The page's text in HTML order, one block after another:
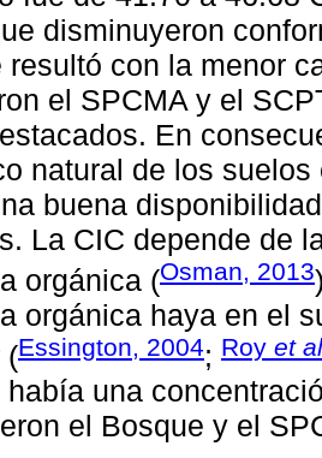
disminuyeron
resultó con la menor
el SPCMA y el
En
natural de los
buena
La CIC depende de
orgánica (Osman, 2013
orgánica haya en el
(Essington, 2004; Roy et al
había una
el Bosque y el